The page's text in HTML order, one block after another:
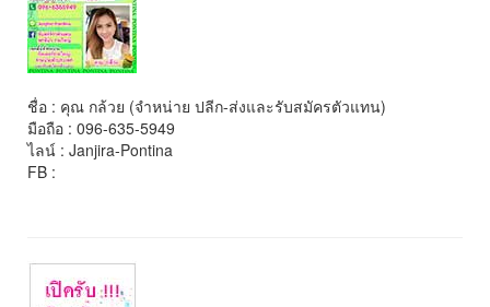
ชื่อ : คุณ กล้วย (จำหน่าย ปลีก-ส่งและรับสมัครตัวแทน)
มือถือ : 096-635-5949
ไลน์ : Janjira-Pontina
FB :